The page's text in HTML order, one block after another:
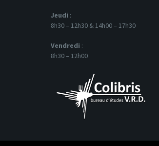
Jeudi :
8h30 – 12h30 & 14h00 – 17h30
Vendredi :
8h30 – 12h00